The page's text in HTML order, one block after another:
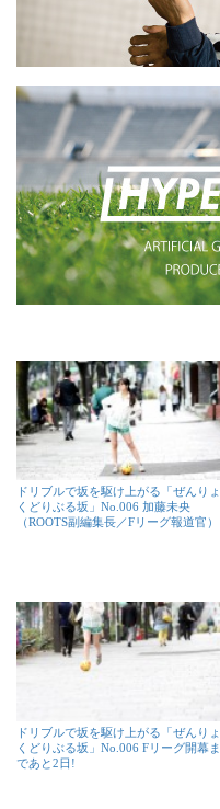
ドリブルで坂を駆け上がる「ぜんりょ
くどりぶる坂」No.006 加藤未央
（ROOTS副編集長／Fリーグ報道官）
ドリブルで坂を駆け上がる「ぜんりょ
くどりぶる坂」No.006 Fリーグ開幕ま
であと2日!